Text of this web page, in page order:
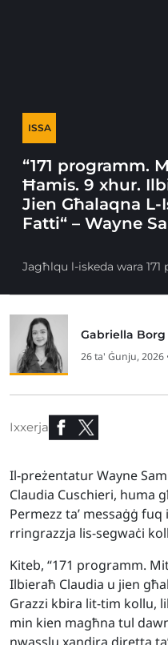
ISSA
“171 programm.
Ħamis. 9 xhur.
Jien Għalaqna L-
Fatti“ – Wayne
Jagħlqu l-iskeda wara
Gabriella Borg
26 ta' Ġunju, 2026
Ixxerja
Il-preżentatur Wayne
Claudia Cuschieri, huma
Permezz ta’ messaġġ
rringrazzja lis-segwaċi
Kiteb, “171 programm.
Ilbieraħ Claudia u jien
Grazzi kbira lit-tim kollu,
min kien magħna tul